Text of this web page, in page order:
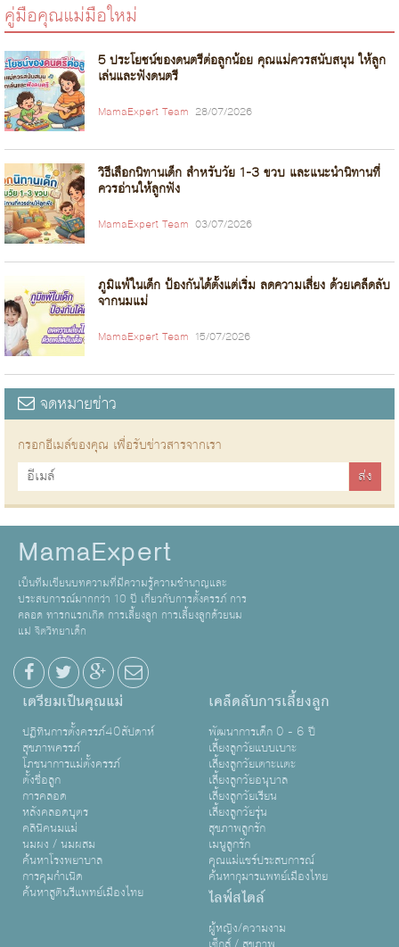
คู่มือคุณแม่มือใหม่
5 ประโยชน์ของดนตรีต่อลูกน้อย คุณแม่ควรสนับสนุน ให้ลูก
เล่นและฟังดนตรี
MamaExpert Team 28/07/2026
วิธีเลือกนิทานเด็ก สำหรับวัย 1-3 ขวบ และแนะนำนิทานที่
ควรอ่านให้ลูกฟัง
MamaExpert Team 03/07/2026
ภูมิแพ้ในเด็ก ป้องกันได้ตั้งแต่เริ่ม ลดความเสี่ยง ด้วยเคล็ดลับ
จากนมแม่
MamaExpert Team 15/07/2026
จดหมายข่าว
กรอกอีเมล์ของคุณ เพื่อรับข่าวสารจากเรา
MamaExpert
เป็นทีมเขียนบทความที่มีความรู้ความชำนาญและ
ประสบการณ์มากกว่า 10 ปี เกี่ยวกับการตั้งครรภ์ การ
คลอด ทารกแรกเกิด การเลี้ยงลูก การเลี้ยงลูกด้วยนม
แม่ จิตวิทยาเด็ก
เตรียมเป็นคุณแม่
ปฏิทินการตั้งครรภ์40สัปดาห์
สุขภาพครรภ์
โภชนาการแม่ตั้งครรภ์
ตั้งชื่อลูก
การคลอด
หลังคลอดบุตร
คลินิคนมแม่
นมผง / นมผสม
ค้นหาโรงพยาบาล
การคุมกำเนิด
ค้นหาสูตินรีแพทย์เมืองไทย
เคล็ดลับการเลี้ยงลูก
พัฒนาการเด็ก 0 - 6 ปี
เลี้ยงลูกวัยแบบเบาะ
เลี้ยงลูกวัยเตาะเเตะ
เลี้ยงลูกวัยอนุบาล
เลี้ยงลูกวัยเรียน
เลี้ยงลูกวัยรุ่น
สุขภาพลูกรัก
เมนูลูกรัก
คุณแม่แชร์ประสบการณ์
ค้นหากุมารแพทย์เมืองไทย
ไลฟ์สไตล์
ผู้หญิง/ความงาม